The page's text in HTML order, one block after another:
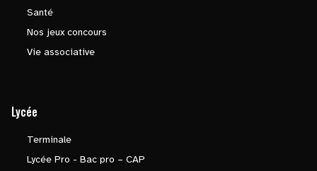
Santé
Nos jeux concours
Vie associative
Lycée
Terminale
Lycée Pro - Bac pro – CAP